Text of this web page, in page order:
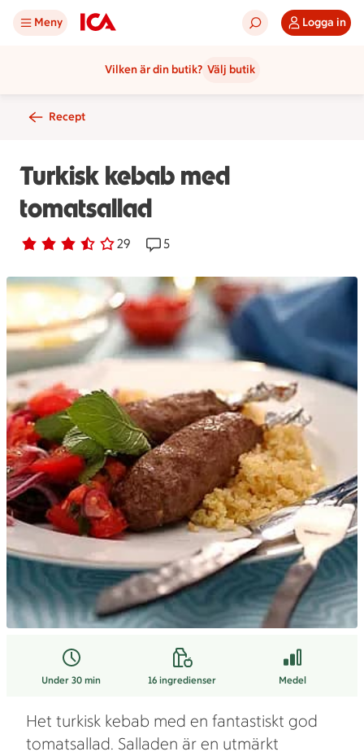
Meny Logga in
Vilken är din butik? Välj butik
Recept
Turkisk kebab med
tomatsallad
Betyg 3.6 av 5. 29
29 personer har röstatReceptet har 5 kommentarer
5
Under 30 min 16 ingredienser Medel
Het turkisk kebab med en fantastiskt god
tomatsallad. Salladen är en utmärkt